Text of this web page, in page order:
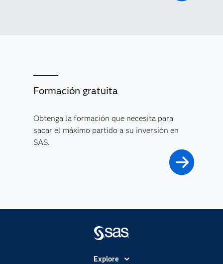
Formación gratuita
Obtenga la formación que necesita para
sacar el máximo partido a su inversión en
SAS.
Explore